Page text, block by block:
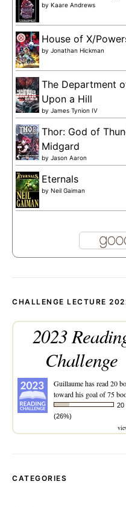
by Kaare Andrews
House of X/
by Jonathan Hickman
The Department
Upon a Hill
by James Tynion IV
Thor: God of
Midgard
by Jason Aaron
Eternals
by Neil Gaiman
CHALLENGE LECTURE
2023
Challenge
Guillaumehas read 20
toward his goal of 75
20
(26%)
CATEGORIES